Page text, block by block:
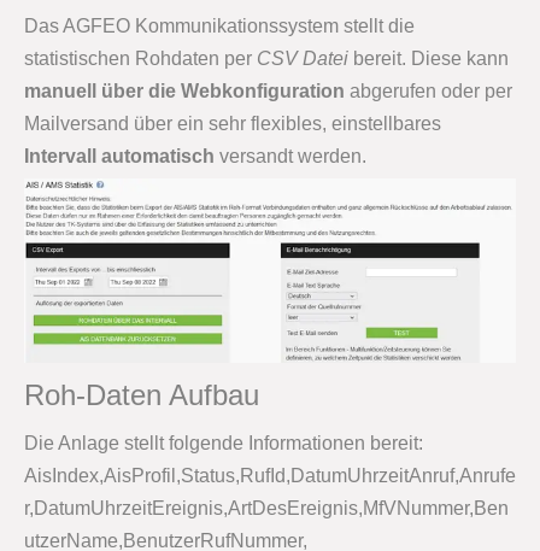
Das AGFEO Kommunikationssystem stellt die
statistischen Rohdaten per CSV Datei bereit. Diese kann
manuell über die Webkonfiguration abgerufen oder per
Mailversand über ein sehr flexibles, einstellbares
Intervall automatisch versandt werden.
Roh-Daten Aufbau
Die Anlage stellt folgende Informationen bereit:
AisIndex,AisProfil,Status,RufId,DatumUhrzeitAnruf,Anrufe
r,DatumUhrzeitEreignis,ArtDesEreignis,MfVNummer,Ben
utzerName,BenutzerRufNummer,